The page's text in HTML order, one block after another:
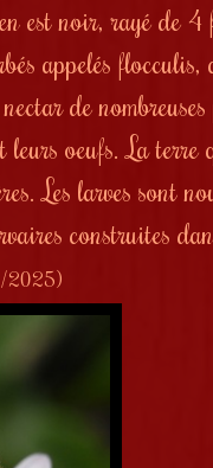
est noir, rayé de 4
appelés
de nombreuses
oeufs. La terre
Les larves sont
construites
2025)